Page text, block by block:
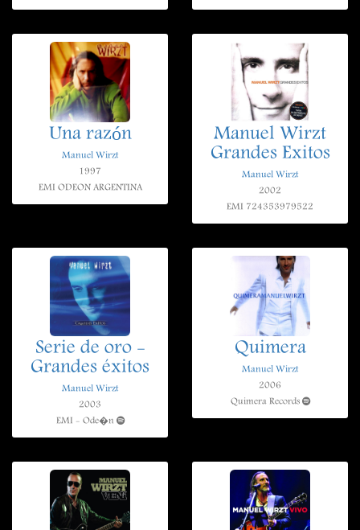
Una razón
Manuel Wirzt
1997
EMI ODEON ARGENTINA
Manuel Wirzt
Grandes Exitos
Manuel Wirzt
2002
EMI 724353979522
Serie de oro -
Grandes éxitos
Manuel Wirzt
2003
EMI - Ode�n
Quimera
Manuel Wirzt
2006
Quimera Records